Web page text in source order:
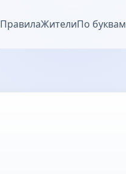
ПравилаЖителиПо буквам